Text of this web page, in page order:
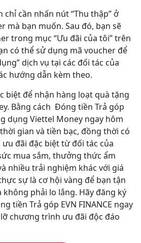
chỉ cần nhấn nút “Thu thập” ở
mà bạn muốn. Sau đó, bạn sẽ
trong mục “Ưu đãi của tôi” trên
có thể sử dụng mã voucher để
dịch vụ tại các đối tác của
hướng dẫn kèm theo.
biệt để nhận hàng loạt quà tặng
Bằng cách Đóng tiền Trả góp
dụng Viettel Money ngay hôm
gian và tiền bạc, đồng thời có
đãi đặc biệt từ đối tác của
mua sắm, thưởng thức ẩm
nhiều trải nghiệm khác với giá
sự là cơ hội vàng để bạn tận
phải lo lắng. Hãy đăng ký
tiền Trả góp EVN FINANCE ngay
chương trình ưu đãi độc đáo